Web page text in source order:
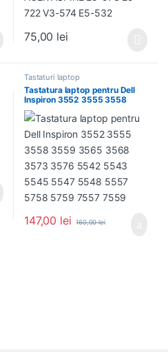
75,00 lei
Tastaturi laptop
Tastatura laptop pentru Dell
Inspiron 3552 3555 3558
3559 3565 3568 3573 3576
5542 5543 5545 5547 5548
5557 5758 5759 7557 7559
147,00 lei 160,00lei